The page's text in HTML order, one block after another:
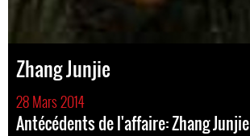
Zhang Junjie
28 Mars 2014
Antécédents de l'affaire: Zhang Junjie